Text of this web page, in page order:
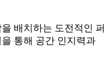
배치하는 도전적인 퍼
통해 공간 인지력과